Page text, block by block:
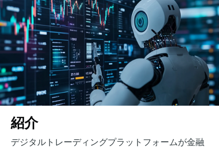
紹介
デジタルトレーディングプラットフォームが金融